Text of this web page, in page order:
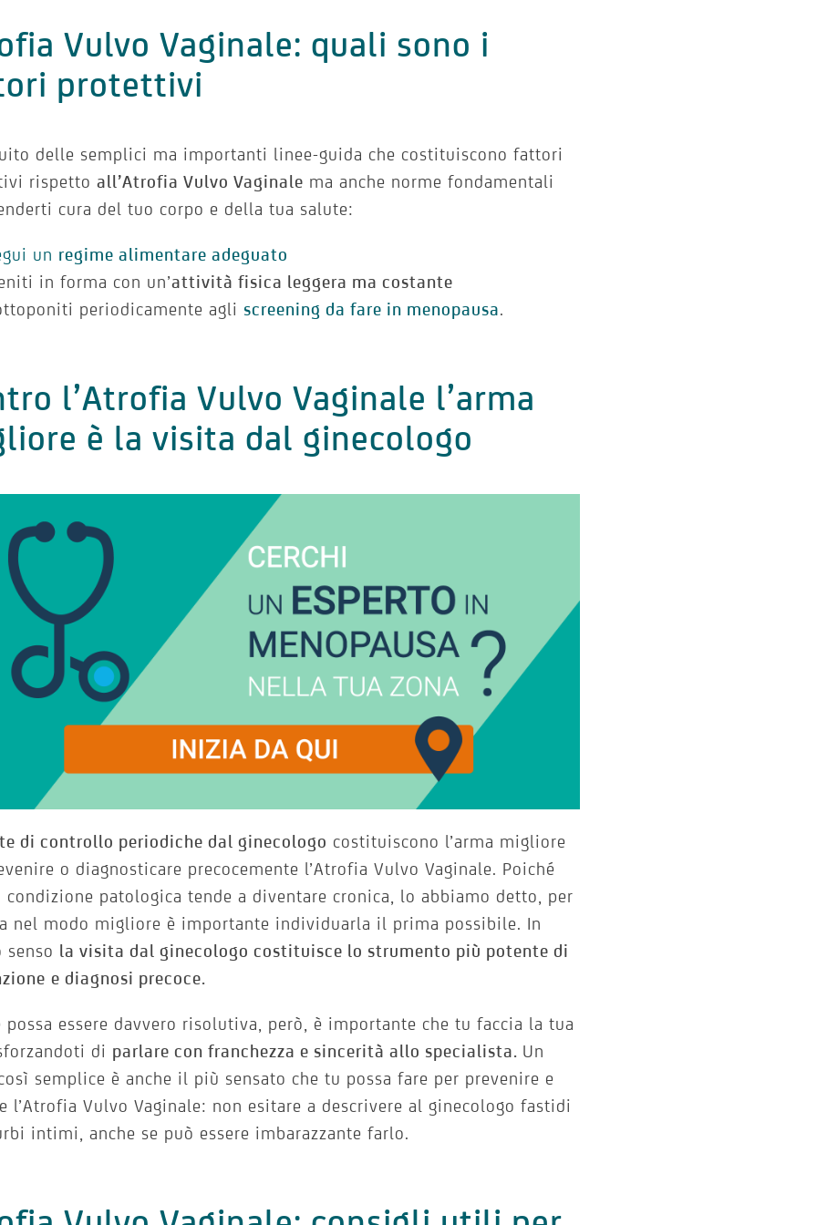
Vulvo Vaginale: quali sono i
protettivi
delle semplici ma importanti linee-guida che costituiscono fattori
rispettoall’Atrofia Vulvo Vaginale ma anche norme fondamentali
cura del tuo corpo e della tua salute:
un regime alimentare adeguato
in forma con un’attività fisica leggera ma costante
periodicamente agli screening da fare in menopausa.
l’Atrofia Vulvo Vaginale l’arma
è la visita dal ginecologo
di controllo periodiche dal ginecologo costituiscono l’arma migliore
o diagnosticare precocemente l’Atrofia Vulvo Vaginale. Poiché
condizione patologica tende a diventare cronica, lo abbiamo detto, per
nel modo migliore è importante individuarla il prima possibile. In
senso la visita dal ginecologo costituisce lo strumento più potente di
e diagnosi precoce.
possa essere davvero risolutiva, però, è importante che tu faccia la tua
di parlare con franchezza e sincerità allo specialista. Un
semplice è anche il più sensato che tu possa fare per prevenire e
l’Atrofia Vulvo Vaginale: non esitare a descrivere al ginecologo fastidi
intimi, anche se può essere imbarazzante farlo.